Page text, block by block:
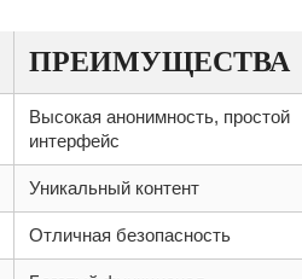
ПРЕИМУЩЕСТВА
Высокая анонимность, простой
интерфейс
Уникальный контент
Отличная безопасность